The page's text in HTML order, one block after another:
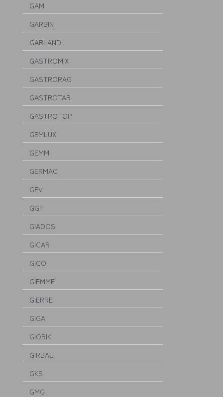
GAM
GARBIN
GARLAND
GASTROMIX
GASTRORAG
GASTROTAR
GASTROTOP
GEMLUX
GEMM
GERMAC
GEV
GGF
GIADOS
GICAR
GICO
GIEMME
GIERRE
GIGA
GIORIK
GIRBAU
GKS
GMG